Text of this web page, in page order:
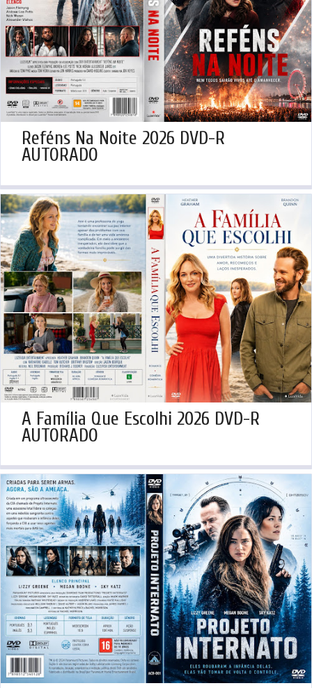
Reféns Na Noite 2026 DVD-R
AUTORADO
A Família Que Escolhi 2026 DVD-R
AUTORADO